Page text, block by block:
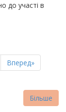
до участі в
Остання
сторінка
Вперед»
Більше